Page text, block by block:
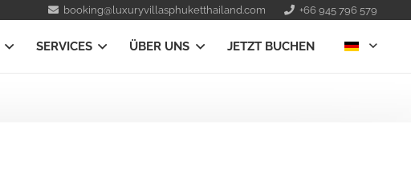
booking@luxuryvillasphuketthailand.com +66 945 796 579
SERVICES ÜBER UNS JETZT BUCHEN